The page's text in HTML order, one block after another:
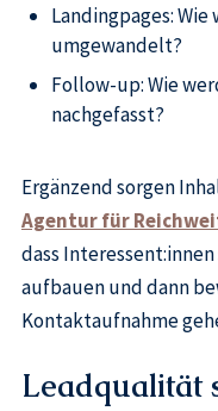
Landingpages:
umgewandelt?
Follow-up: Wie
nachgefasst?
Ergänzend sorgen
Agentur für
dass
aufbauen und dann
Kontaktaufnahme
Leadqualität